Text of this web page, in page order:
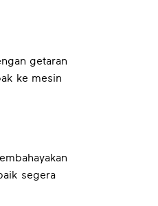
getaran
ke mesin
segera